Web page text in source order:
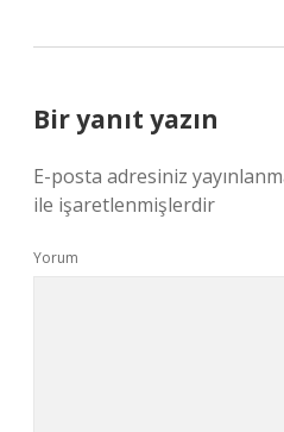
Bir yanıt yazın
E-posta adresiniz
ile işaretlenmişlerdir
Yorum